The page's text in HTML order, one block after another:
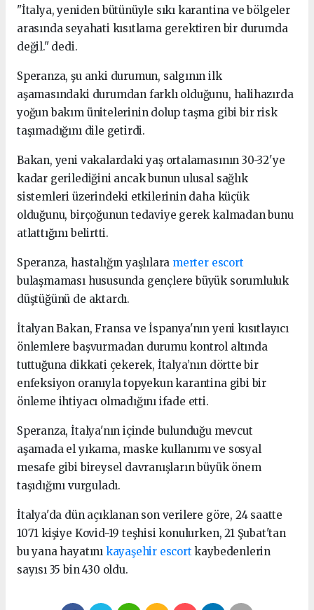
"İtalya, yeniden bütünüyle sıkı karantina ve bölgeler
arasında seyahati kısıtlama gerektiren bir durumda
değil." dedi.
Speranza, şu anki durumun, salgının ilk
aşamasındaki durumdan farklı olduğunu, halihazırda
yoğun bakım ünitelerinin dolup taşma gibi bir risk
taşımadığını dile getirdi.
Bakan, yeni vakalardaki yaş ortalamasının 30-32'ye
kadar gerilediğini ancak bunun ulusal sağlık
sistemleri üzerindeki etkilerinin daha küçük
olduğunu, birçoğunun tedaviye gerek kalmadan bunu
atlattığını belirtti.
Speranza, hastalığın yaşlılara merter escort
bulaşmaması hususunda gençlere büyük sorumluluk
düştüğünü de aktardı.
İtalyan Bakan, Fransa ve İspanya'nın yeni kısıtlayıcı
önlemlere başvurmadan durumu kontrol altında
tuttuğuna dikkati çekerek, İtalya’nın dörtte bir
enfeksiyon oranıyla topyekun karantina gibi bir
önleme ihtiyacı olmadığını ifade etti.
Speranza, İtalya'nın içinde bulunduğu mevcut
aşamada el yıkama, maske kullanımı ve sosyal
mesafe gibi bireysel davranışların büyük önem
taşıdığını vurguladı.
İtalya'da dün açıklanan son verilere göre, 24 saatte
1071 kişiye Kovid-19 teşhisi konulurken, 21 Şubat'tan
bu yana hayatını kayaşehir escort kaybedenlerin
sayısı 35 bin 430 oldu.